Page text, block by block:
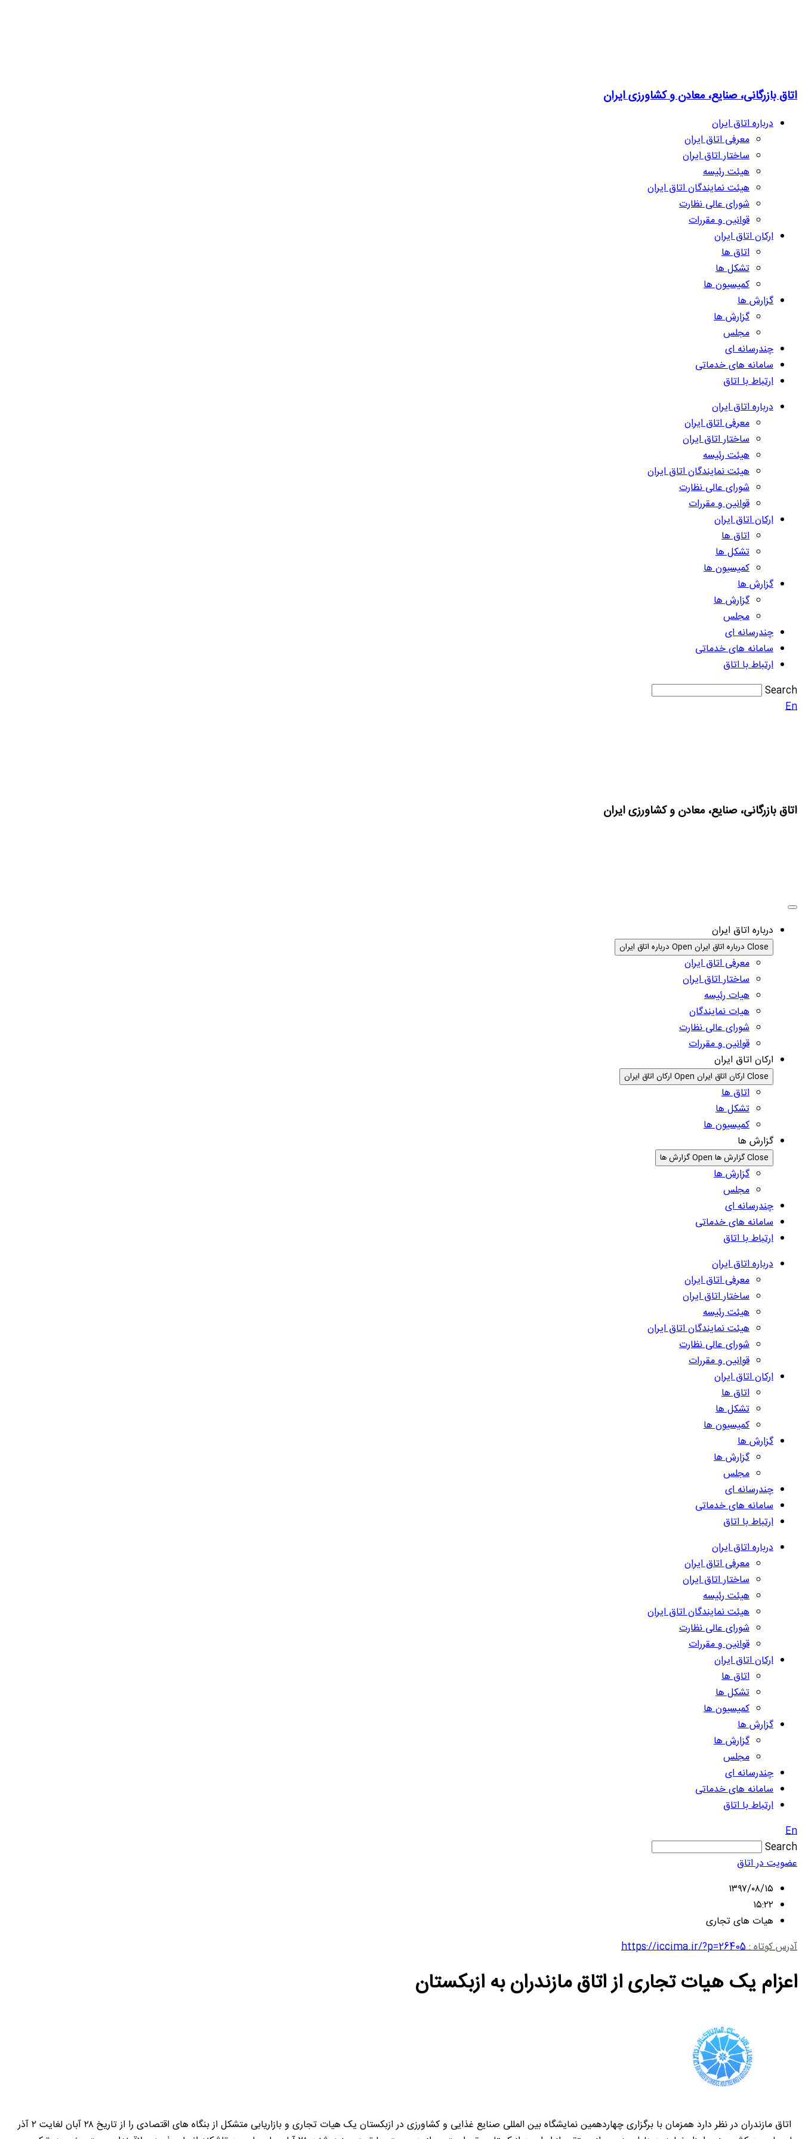
اتاق بازرگانی، صنایع، معادن و کشاورزی ایران
درباره اتاق ایران
معرفی اتاق ایران
ساختار اتاق ایران
هیئت رئیسه
هیئت نمایندگان اتاق ایران
شورای عالی نظارت
قوانین و مقررات
ارکان اتاق ایران
اتاق ها
تشکل ها
کمیسیون ها
گزارش ها
گزارش ها
مجلس
چندرسانه ای
سامانه های خدماتی
ارتباط با اتاق
درباره اتاق ایران
معرفی اتاق ایران
ساختار اتاق ایران
هیئت رئیسه
هیئت نمایندگان اتاق ایران
شورای عالی نظارت
قوانین و مقررات
ارکان اتاق ایران
اتاق ها
تشکل ها
کمیسیون ها
گزارش ها
گزارش ها
مجلس
چندرسانه ای
سامانه های خدماتی
ارتباط با اتاق
Search
En
اتاق بازرگانی، صنایع، معادن و کشاورزی ایران
درباره اتاق ایران
Close درباره اتاق ایران Open درباره اتاق ایران
معرفی اتاق ایران
ساختار اتاق ایران
هیات رئیسه
هیات نمایندگان
شورای عالی نظارت
قوانین و مقررات
ارکان اتاق ایران
Close ارکان اتاق ایران Open ارکان اتاق ایران
اتاق ها
تشکل ها
کمیسیون ها
گزارش ها
Close گزارش ها Open گزارش ها
گزارش ها
مجلس
چندرسانه ای
سامانه های خدماتی
ارتباط با اتاق
درباره اتاق ایران
معرفی اتاق ایران
ساختار اتاق ایران
هیئت رئیسه
هیئت نمایندگان اتاق ایران
شورای عالی نظارت
قوانین و مقررات
ارکان اتاق ایران
اتاق ها
تشکل ها
کمیسیون ها
گزارش ها
گزارش ها
مجلس
چندرسانه ای
سامانه های خدماتی
ارتباط با اتاق
درباره اتاق ایران
معرفی اتاق ایران
ساختار اتاق ایران
هیئت رئیسه
هیئت نمایندگان اتاق ایران
شورای عالی نظارت
قوانین و مقررات
ارکان اتاق ایران
اتاق ها
تشکل ها
کمیسیون ها
گزارش ها
گزارش ها
مجلس
چندرسانه ای
سامانه های خدماتی
ارتباط با اتاق
En
Search
عضویت در اتاق
۱۳۹۷/۰۸/۱۵
۱۵:۲۲
هیات های تجاری
آدرس کوتاه :https://iccima.ir/?p=26405
اعزام یک هیات تجاری از اتاق مازندران به ازبکستان
اتاق مازندران در نظر دارد همزمان با برگزاری چهاردهمین نمایشگاه بین المللی صنایع غذایی و کشاورزی در ازبکستان یک هیات تجاری و بازاریابی متشکل از بنگاه های اقتصادی را از تاریخ ۲۸ آبان لغایت ۲ آذر